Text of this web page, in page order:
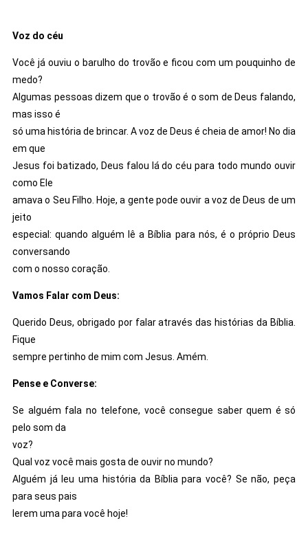
Voz do céu
Você já ouviu o barulho do trovão e ficou com um pouquinho de
medo?
Algumas pessoas dizem que o trovão é o som de Deus falando,
mas isso é
só uma história de brincar. A voz de Deus é cheia de amor! No dia
em que
Jesus foi batizado, Deus falou lá do céu para todo mundo ouvir
como Ele
amava o Seu Filho. Hoje, a gente pode ouvir a voz de Deus de um
jeito
especial: quando alguém lê a Bíblia para nós, é o próprio Deus
conversando
com o nosso coração.
Vamos Falar com Deus:
Querido Deus, obrigado por falar através das histórias da Bíblia.
Fique
sempre pertinho de mim com Jesus. Amém.
Pense e Converse:
Se alguém fala no telefone, você consegue saber quem é só
pelo som da
voz?
Qual voz você mais gosta de ouvir no mundo?
Alguém já leu uma história da Bíblia para você? Se não, peça
para seus pais
lerem uma para você hoje!